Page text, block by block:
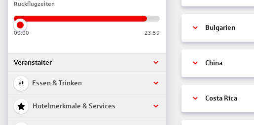
Rückflugzeiten
00:00 23:59
Veranstalter
Essen & Trinken
Hotelmerkmale & Services
Bulgarien
China
Costa Rica